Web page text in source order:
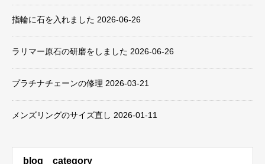
指輪に石を入れました 2026-06-26
ラリマー原石の研磨をしました 2026-06-26
プラチナチェーンの修理 2026-03-21
メンズリングのサイズ直し 2026-01-11
blog category